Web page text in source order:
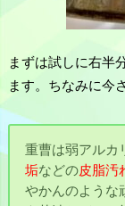
まずは試しに右半
ます。ちなみに今
重曹は弱アルカ
垢などの皮脂汚
やかんのような